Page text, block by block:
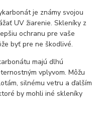
je známy svojou
UV žiarenie. Skleníky z
ochranu pre vaše
byť pre ne škodlivé.
majú dlhú
vplyvom. Môžu
silnému vetru a ďalším
by mohli iné skleníky